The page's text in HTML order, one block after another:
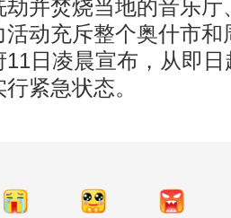
劫并焚烧当地的音乐厅
动充斥整个奥什市和
11日凌晨宣布，从即
紧急状态。